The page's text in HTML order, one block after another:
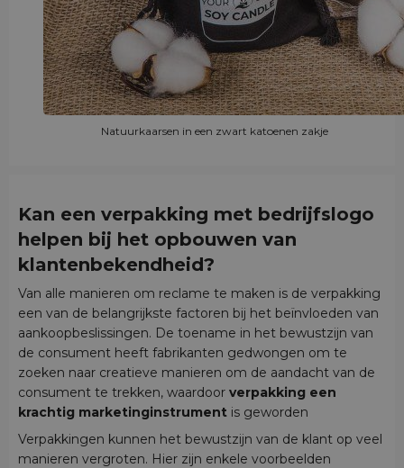
Natuurkaarsen in een zwart katoenen zakje
Kan een verpakking met bedrijfslogo
helpen bij het opbouwen van
klantenbekendheid?
Van alle manieren om reclame te maken is de verpakking
een van de belangrijkste factoren bij het beïnvloeden van
aankoopbeslissingen. De toename in het bewustzijn van
de consument heeft fabrikanten gedwongen om te
zoeken naar creatieve manieren om de aandacht van de
consument te trekken, waardoor verpakking een
krachtig marketinginstrument is geworden
Verpakkingen kunnen het bewustzijn van de klant op veel
manieren vergroten. Hier zijn enkele voorbeelden